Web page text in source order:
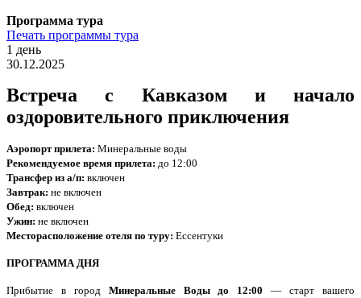
Программа тура
Печать программы тура
1 день
30.12.2025
Встреча с Кавказом и начало
оздоровительного приключения
Аэропорт прилета: Минеральные воды
Рекомендуемое время прилета: до 12:00
Трансфер из а/п: включен
Завтрак: не включен
Обед: включен
Ужин: не включен
Месторасположение отеля по туру: Ессентуки
ПРОГРАММА ДНЯ
Прибытие в город Минеральные Воды до 12:00 — старт вашего